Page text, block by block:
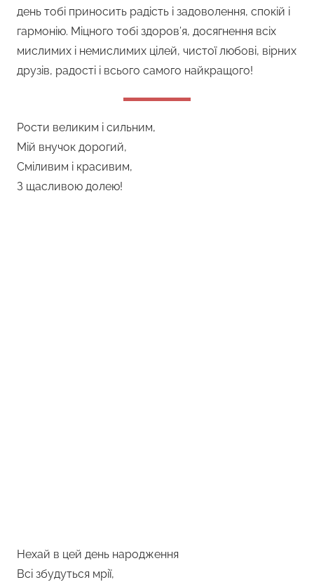
день тобі приносить радість і задоволення, спокій і
гармонію. Міцного тобі здоров’я, досягнення всіх
мислимих і немислимих цілей, чистої любові, вірних
друзів, радості і всього самого найкращого!
Рости великим і сильним,
Мій внучок дорогий,
Сміливим і красивим,
З щасливою долею!
Нехай в цей день народження
Всі збудуться мрії,